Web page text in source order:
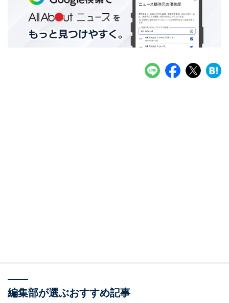
編集部が選ぶおすすめ記事